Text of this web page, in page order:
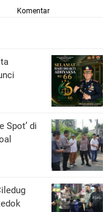
Komentar
Spot’ di